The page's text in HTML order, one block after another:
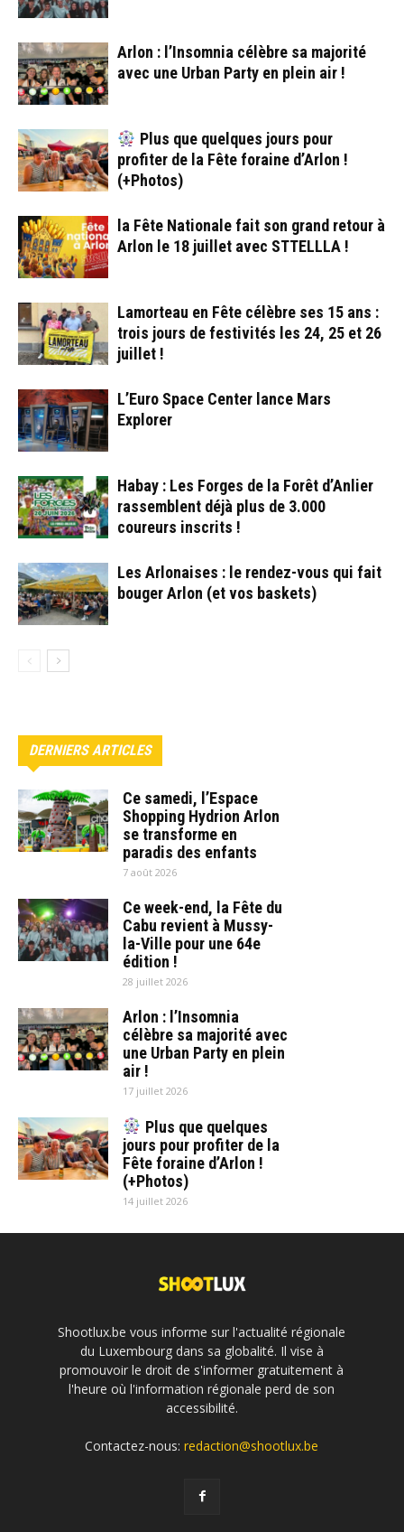
Arlon : l’Insomnia célèbre sa majorité
avec une Urban Party en plein air !
Plus que quelques jours pour
profiter de la Fête foraine d’Arlon !
(+Photos)
la Fête Nationale fait son grand retour à
Arlon le 18 juillet avec STTELLLA !
Lamorteau en Fête célèbre ses 15 ans :
trois jours de festivités les 24, 25 et 26
juillet !
L’Euro Space Center lance Mars
Explorer
Habay : Les Forges de la Forêt d’Anlier
rassemblent déjà plus de 3.000
coureurs inscrits !
Les Arlonaises : le rendez-vous qui fait
bouger Arlon (et vos baskets)
DERNIERS ARTICLES
Ce samedi, l’Espace
Shopping Hydrion Arlon
se transforme en
paradis des enfants
7 août 2026
Ce week-end, la Fête du
Cabu revient à Mussy-
la-Ville pour une 64e
édition !
28 juillet 2026
Arlon : l’Insomnia
célèbre sa majorité avec
une Urban Party en plein
air !
17 juillet 2026
Plus que quelques
jours pour profiter de la
Fête foraine d’Arlon !
(+Photos)
14 juillet 2026
Shootlux.be vous informe sur l'actualité régionale
du Luxembourg dans sa globalité. Il vise à
promouvoir le droit de s'informer gratuitement à
l'heure où l'information régionale perd de son
accessibilité.
Contactez-nous:redaction@shootlux.be